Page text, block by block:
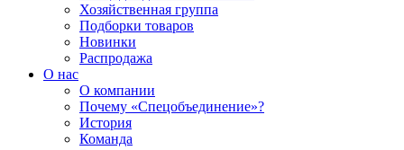
Хозяйственная группа
Подборки товаров
Новинки
Распродажа
О нас
О компании
Почему «Спецобъединение»?
История
Команда